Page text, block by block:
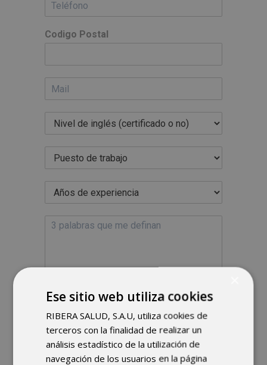
Codigo Postal
Sube por favor tu Curriculum y una
Carta de Presentación (en PDF)*
Ese sitio web utiliza cookies
RIBERA SALUD, S.A.U, utiliza cookies de
terceros con la finalidad de realizar un
análisis estadístico de la utilización de
navegación de los usuarios en la página